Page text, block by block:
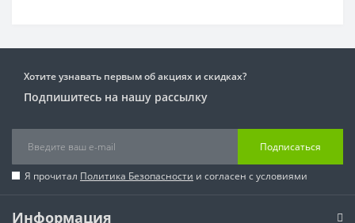
Хотите узнавать первым об акциях и скидках?
Подпишитесь на нашу рассылку
Подписаться
Я прочитал Политика Безопасности и согласен с условиями
Информация